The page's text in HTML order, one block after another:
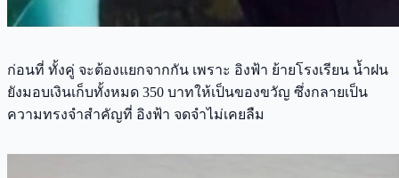
ก่อนที่ ทั้งคู่ จะต้องแยกจากกัน เพราะ อิงฟ้า ย้ายโรงเรียน น้ำฝน
ยังมอบเงินเก็บทั้งหมด 350 บาทให้เป็นของขวัญ ซึ่งกลายเป็น
ความทรงจำสำคัญที่ อิงฟ้า จดจำไม่เคยลืม